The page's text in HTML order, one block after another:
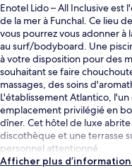
Enotel Lido – All Inclusive est
de la mer à Funchal. Ce lieu
vous pourrez vous adonner
au surf/bodyboard. Une
à votre disposition pour des
souhaitant se faire
massages, des soins
L'établissement Atlantico,
emplacement privilégié en
dîner. Cet hôtel de luxe
discothèque et une terrasse
personnel attentionné.
Afficher plus